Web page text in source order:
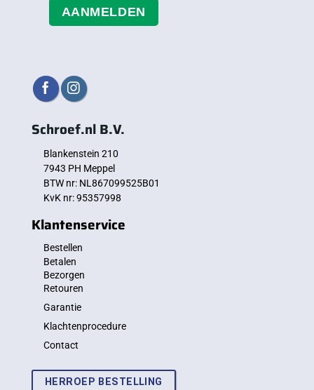
AANMELDEN
Schroef.nl B.V.
Blankenstein 210
7943 PH Meppel
BTW nr: NL867099525B01
KvK nr: 95357998
Klantenservice
Bestellen
Betalen
Bezorgen
Retouren
Garantie
Klachtenprocedure
Contact
HERROEP BESTELLING